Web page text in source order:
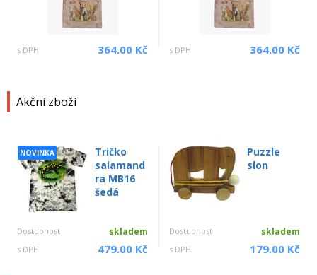
Akční zboží
NOVINKA
Tričko
salamand
ra MB16
šedá
Dostupnost skladem
s DPH 479.00 Kč
Puzzle
slon
Dostupnost skladem
s DPH 179.00 Kč
s DPH 364.00 Kč s DPH 364.00 Kč